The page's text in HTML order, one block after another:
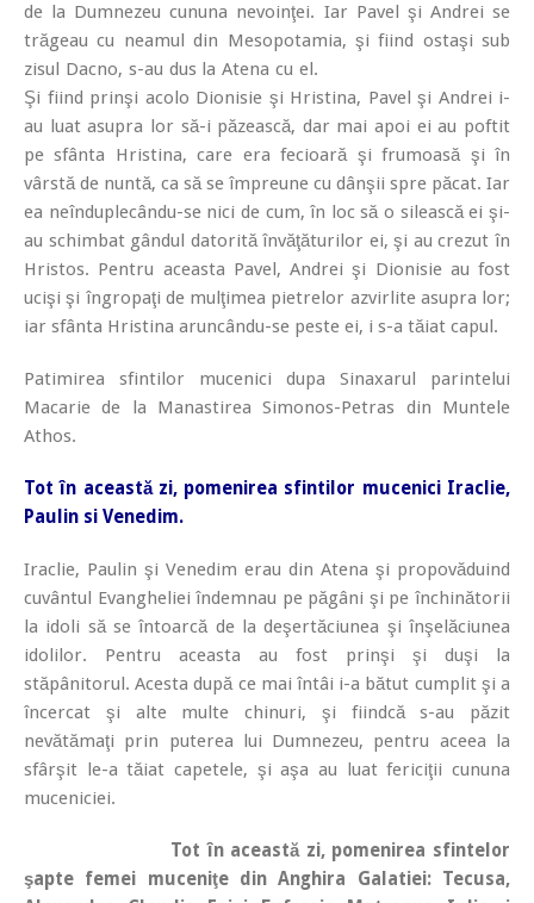
de la Dumnezeu cununa nevoinţei. Iar Pavel şi Andrei se
trăgeau cu neamul din Mesopotamia, şi fiind ostaşi sub
zisul Dacno, s-au dus la Atena cu el.
Şi fiind prinşi acolo Dionisie şi Hristina, Pavel şi Andrei i-
au luat asupra lor să-i păzească, dar mai apoi ei au poftit
pe sfânta Hristina, care era fecioară şi frumoasă şi în
vârstă de nuntă, ca să se împreune cu dânşii spre păcat. Iar
ea neînduplecându-se nici de cum, în loc să o silească ei şi-
au schimbat gândul datorită învăţăturilor ei, şi au crezut în
Hristos. Pentru aceasta Pavel, Andrei şi Dionisie au fost
ucişi şi îngropaţi de mulţimea pietrelor azvirlite asupra lor;
iar sfânta Hristina aruncându-se peste ei, i s-a tăiat capul.
Patimirea sfintilor mucenici dupa Sinaxarul parintelui
Macarie de la Manastirea Simonos-Petras din Muntele
Athos.
Tot în această zi, pomenirea sfintilor mucenici Iraclie,
Paulin si Venedim.
Iraclie, Paulin şi Venedim erau din Atena şi propovăduind
cuvântul Evangheliei îndemnau pe păgâni şi pe închinătorii
la idoli să se întoarcă de la deşertăciunea şi înşelăciunea
idolilor. Pentru aceasta au fost prinşi şi duşi la
stăpânitorul. Acesta după ce mai întâi i-a bătut cumplit şi a
încercat şi alte multe chinuri, şi fiindcă s-au păzit
nevătămaţi prin puterea lui Dumnezeu, pentru aceea la
sfârşit le-a tăiat capetele, şi aşa au luat fericiţii cununa
muceniciei.
Tot în această zi, pomenirea sfintelor
şapte femei muceniţe din Anghira Galatiei: Tecusa,